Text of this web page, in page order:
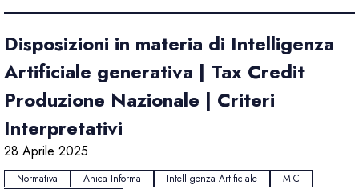
Disposizioni in materia di Intelligenza
Artificiale generativa | Tax Credit
Produzione Nazionale | Criteri
Interpretativi
28 Aprile 2025
Normativa Anica Informa Intelligenza Artificiale
MiC